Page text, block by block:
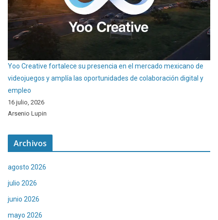
Yoo Creative fortalece su presencia en el mercado mexicano de
videojuegos y amplía las oportunidades de colaboración digital y
empleo
16 julio, 2026
Arsenio Lupin
Archivos
agosto 2026
julio 2026
junio 2026
mayo 2026